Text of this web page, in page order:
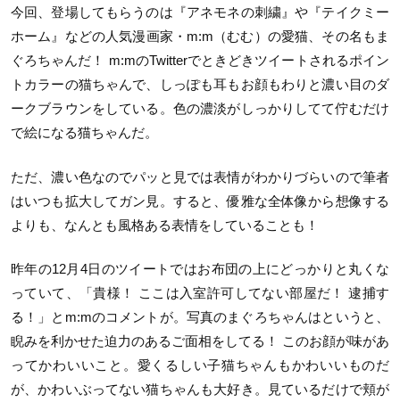
今回、登場してもらうのは『アネモネの刺繍』や『テイクミー
ホーム』などの人気漫画家・m:m（むむ）の愛猫、その名もま
ぐろちゃんだ！ m:mのTwitterでときどきツイートされるポイン
トカラーの猫ちゃんで、しっぽも耳もお顔もわりと濃い目のダ
ークブラウンをしている。色の濃淡がしっかりしてて佇むだけ
で絵になる猫ちゃんだ。
ただ、濃い色なのでパッと見では表情がわかりづらいので筆者
はいつも拡大してガン見。すると、優雅な全体像から想像する
よりも、なんとも風格ある表情をしていることも！
昨年の12月4日のツイートではお布団の上にどっかりと丸くな
っていて、「貴様！ ここは入室許可してない部屋だ！ 逮捕す
る！」とm:mのコメントが。写真のまぐろちゃんはというと、
睨みを利かせた迫力のあるご面相をしてる！ このお顔が味があ
ってかわいいこと。愛くるしい子猫ちゃんもかわいいものだ
が、かわいぶってない猫ちゃんも大好き。見ているだけで頬が